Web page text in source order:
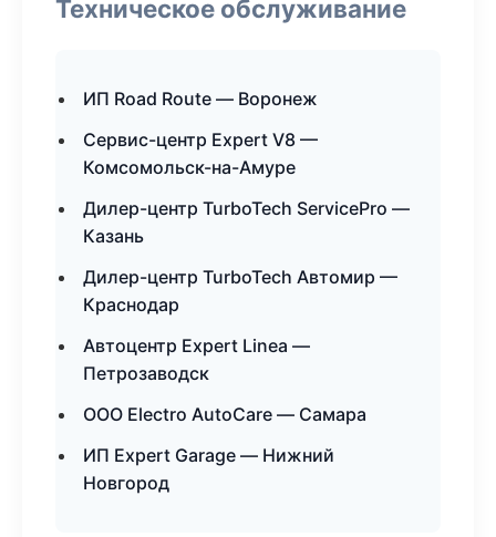
Техническое обслуживание
ИП Road Route — Воронеж
Сервис-центр Expert V8 —
Комсомольск-на-Амуре
Дилер-центр TurboTech ServicePro —
Казань
Дилер-центр TurboTech Автомир —
Краснодар
Автоцентр Expert Linea —
Петрозаводск
ООО Electro AutoCare — Самара
ИП Expert Garage — Нижний
Новгород